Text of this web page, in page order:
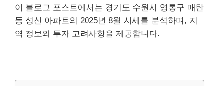
이 블로그 포스트에서는 경기도 수원시 영통구 매탄
동 성신 아파트의 2025년 8월 시세를 분석하며, 지
역 정보와 투자 고려사항을 제공합니다.